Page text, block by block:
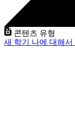
콘텐츠 유형
새 학기 나에 대해서